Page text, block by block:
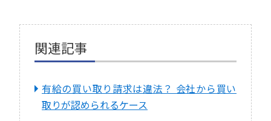
関連記事
有給の買い取り請求は違法？ 会社から買い
取りが認められるケース